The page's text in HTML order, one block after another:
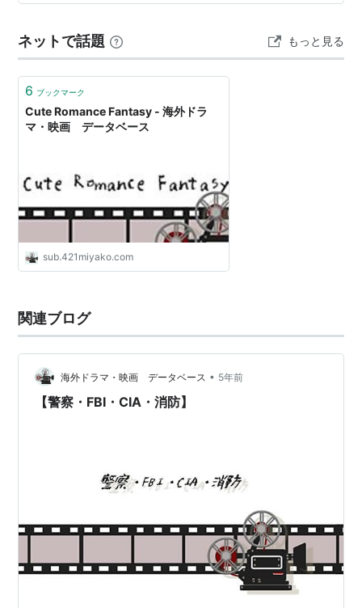
◆◆◆◆◆◆◆◆◆◆◆◆◆◆◆◆◆◆◆◆◆◆◆◆
表示しておりません。更新を日付で管理しておりません
ので読者登録はメインブログのみを推奨します。 ザ・バ
イト コロナを逆手に取った撮影のゾンビコメ…
ネットで話題 もっと見る
6 ブックマーク
Cute Romance Fantasy - 海外ドラ
マ・映画 データベース
sub.421miyako.com
関連ブログ
海外ドラマ・映画 データベース • 5年前
【警察・FBI・CIA・消防】